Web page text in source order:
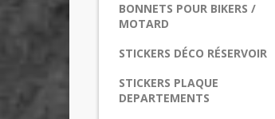
BONNETS POUR BIKERS /
MOTARD
STICKERS DÉCO RÉSERVOIR
STICKERS PLAQUE
DEPARTEMENTS